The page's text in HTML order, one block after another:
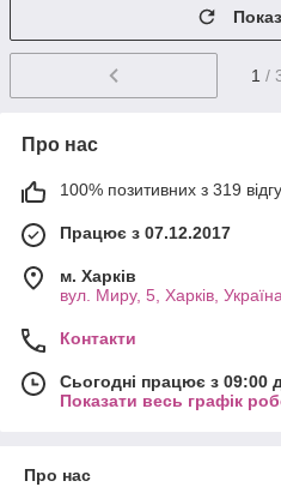
1 /
Про нас
100% позитивних з 319
Працює з 07.12.2017
м. Харків
вул. Миру, 5, Харків, Україна
Контакти
Сьогодні працює з 09:00
Показати весь графік
Про нас